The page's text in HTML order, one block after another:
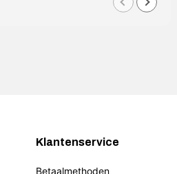
Klantenservice
Betaalmethoden